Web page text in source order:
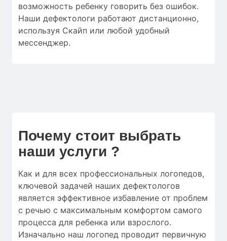
возможность ребенку говорить без ошибок.
Наши дефектологи работают дистанционно,
используя Скайп или любой удобный
мессенджер.
Почему стоит выбрать
наши услуги ?
Как и для всех профессиональных логопедов,
ключевой задачей наших дефектологов
является эффективное избавление от проблем
с речью с максимальным комфортом самого
процесса для ребенка или взрослого.
Изначально наш логопед проводит первичную